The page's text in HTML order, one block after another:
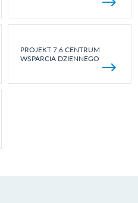
PROJEKT 7.6 CENTRUM
WSPARCIA DZIENNEGO